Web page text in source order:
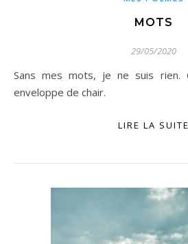
MOTS
29/05/2020
Sans mes mots, je ne suis rien. Ou si peu. Juste une
enveloppe de chair.
LIRE LA SUITE